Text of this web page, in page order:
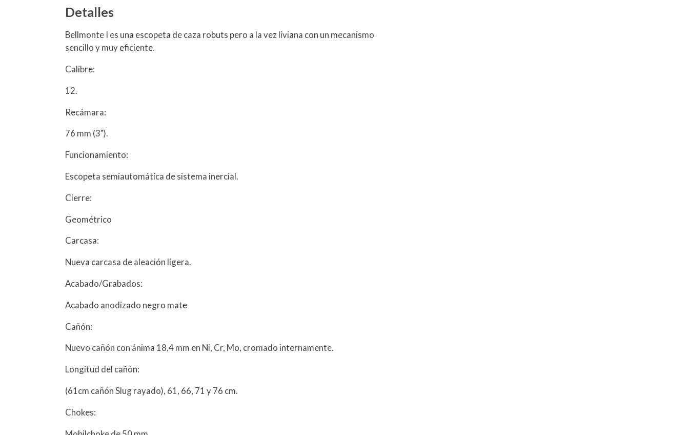
Detalles
Bellmonte I es una escopeta de caza robuts pero a la vez liviana con un mecanismo
sencillo y muy eficiente.
Calibre:
12.
Recámara:
76 mm (3").
Funcionamiento:
Escopeta semiautomática de sistema inercial.
Cierre:
Geométrico
Carcasa:
Nueva carcasa de aleación ligera.
Acabado/Grabados:
Acabado anodizado negro mate
Cañón:
Nuevo cañón con ánima 18,4 mm en Ni, Cr, Mo, cromado internamente.
Longitud del cañón:
(61cm cañón Slug rayado), 61, 66, 71 y 76 cm.
Chokes: